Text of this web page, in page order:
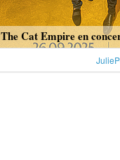
The Cat Empire en